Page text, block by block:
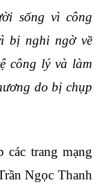
sống vì công
bị nghi ngờ về
công lý và làm
do bị chụp
các trang mạng
Ngọc Thanh